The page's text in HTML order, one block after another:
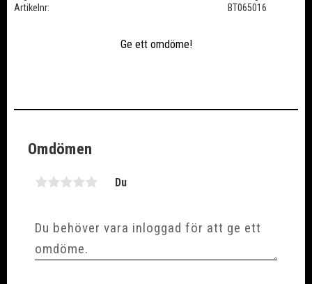
Artikelnr
BT065016
Ge ett omdöme!
Omdömen
Du